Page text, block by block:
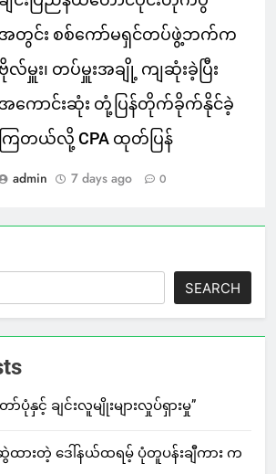
အတွင်း စစ်ကော်မရှင်တပ်ဖွဲ့ဘက်က
ဗိုလ်မှူး၊ တပ်မှူးအချို့ ကျဆုံးခဲ့ပြီး
အကောင်းဆုံး တုံ့ပြန်တိုက်ခိုက်နိုင်ခဲ့
ကြတယ်လို့ CPA ထုတ်ပြန်
admin 7 days ago 0
SEARCH
ပုံနှင့် ချင်းလူမျိုးများလှုပ်ရှားမှု”
းဆွဲထားတဲ့ ဒေါ်နယ်ထရမ့် ပုံတူပန်းချီကား က